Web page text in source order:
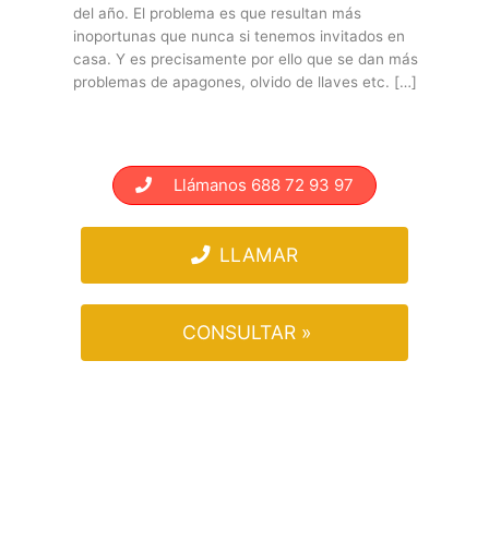
del año. El problema es que resultan más
inoportunas que nunca si tenemos invitados en
casa. Y es precisamente por ello que se dan más
problemas de apagones, olvido de llaves etc. […]
Llámanos 688 72 93 97
LLAMAR
CONSULTAR »